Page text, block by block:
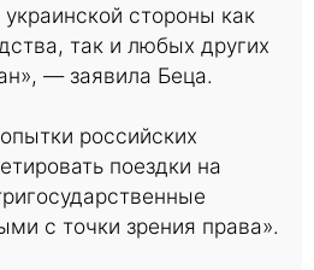
стороны как
так и любых других
— заявила Беца.
российских
поездки на
с точки зрения права».